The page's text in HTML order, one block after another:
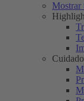
Mostrar